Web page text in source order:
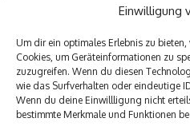
Einwilligung
Um dir ein optimales Erlebnis zu
Cookies, um Geräteinformationen zu
zuzugreifen. Wenn du diesen
wie das Surfverhalten oder eindeutige
Wenn du deine Einwillligung nicht
bestimmte Merkmale und Funktionen